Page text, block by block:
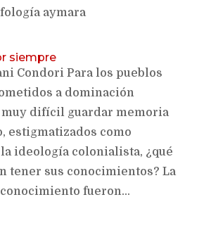
aymara
siempre
Condori Para los pueblos
a dominación
difícil guardar memoria
estigmatizados como
ideología colonialista, ¿qué
tener sus conocimientos? La
fueron...